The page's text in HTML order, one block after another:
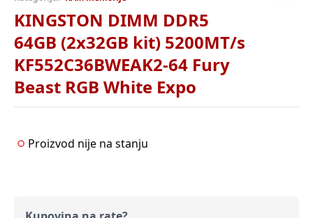
KINGSTON DIMM DDR5
64GB (2x32GB kit) 5200MT/s
KF552C36BWEAK2-64 Fury
Beast RGB White Expo
Proizvod nije na stanju